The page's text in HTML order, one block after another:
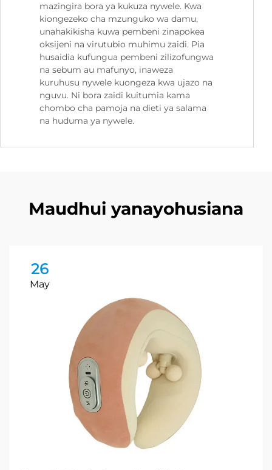
mazingira bora ya kukuza nywele. Kwa
kiongezeko cha mzunguko wa damu,
unahakikisha kuwa pembeni zinapokea
oksijeni na virutubio muhimu zaidi. Pia
husaidia kufungua pembeni zilizofungwa
na sebum au mafunyo, inaweza
kuruhusu nywele kuongeza kwa ujazo na
nguvu. Ni bora zaidi kuitumia kama
chombo cha pamoja na dieti ya salama
na huduma ya nywele.
Maudhui yanayohusiana
26
May